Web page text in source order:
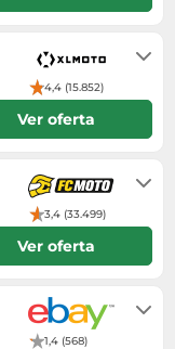
4,4 (15.852)
Ver oferta
3,4 (33.499)
Ver oferta
1,4 (568)